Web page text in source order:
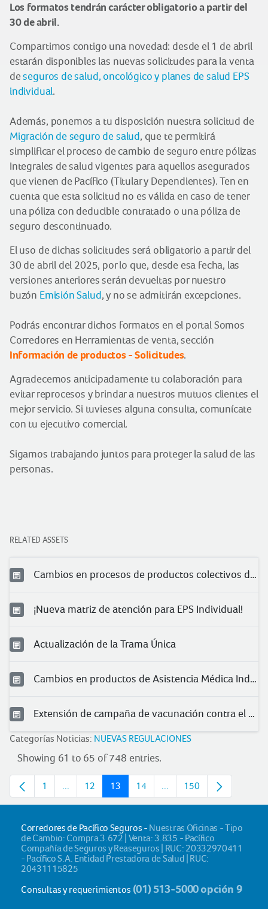
Los formatos tendrán carácter obligatorio a partir del
30 de abril.
Compartimos contigo una novedad: desde el 1 de abril
estarán disponibles las nuevas solicitudes para la venta
deseguros de salud, oncológico y planes de salud EPS
individual.
Además, ponemos a tu disposición nuestra solicitud de
Migración de seguro de salud, que te permitirá
simplificar el proceso de cambio de seguro entre pólizas
Integrales de salud vigentes para aquellos asegurados
que vienen de Pacífico (Titular y Dependientes). Ten en
cuenta que esta solicitud no es válida en caso de tener
una póliza con deducible contratado o una póliza de
seguro descontinuado.
El uso de dichas solicitudes será obligatorio a partir del
30 de abril del 2025, por lo que, desde esa fecha, las
versiones anteriores serán devueltas por nuestro
buzón Emisión Salud, y no se admitirán excepciones.
Podrás encontrar dichos formatos en el portal Somos
Corredores en Herramientas de venta, sección
Información de productos - Solicitudes.
Agradecemos anticipadamente tu colaboración para
evitar reprocesos y brindar a nuestros mutuos clientes el
mejor servicio. Si tuvieses alguna consulta, comunícate
con tu ejecutivo comercial.
Sigamos trabajando juntos para proteger la salud de las
personas.
RELATED ASSETS
Cambios en procesos de productos colectivos de salud
¡Nueva matriz de atención para EPS Individual!
Actualización de la Trama Única
Cambios en productos de Asistencia Médica Individual 2025
Extensión de campaña de vacunación contra el herpes zóster
Categorías Noticias: NUEVAS REGULACIONES
Showing 61 to 65 of 748 entries.
Page
1 ...Intermediate pages
Page
12 Page
13 Page
14 ...Intermediate pages
Page
150
Corredores de Pacífico Seguros - Nuestras Oficinas - Tipo
de Cambio: Compra 3.672 | Venta: 3.835 - Pacífico
Compañía de Seguros y Reaseguros | RUC: 20332970411
- Pacífico S.A. Entidad Prestadora de Salud | RUC:
20431115825
Consultas y requerimientos (01) 513-5000 opción 9